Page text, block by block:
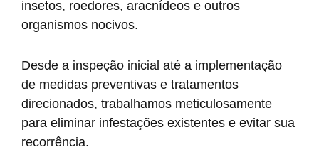
insetos, roedores, aracnídeos e outros
organismos nocivos.
Desde a inspeção inicial até a implementação
de medidas preventivas e tratamentos
direcionados, trabalhamos meticulosamente
para eliminar infestações existentes e evitar sua
recorrência.